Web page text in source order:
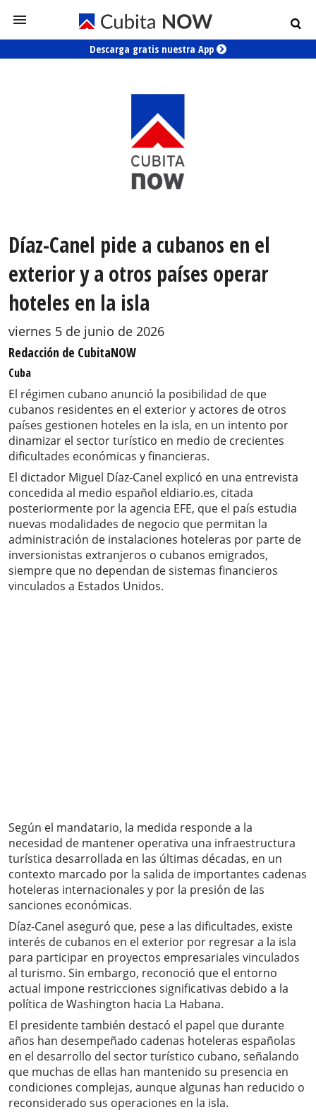
Descarga gratis nuestra App
Díaz-Canel pide a cubanos en el
exterior y a otros países operar
hoteles en la isla
viernes 5 de junio de 2026
Redacción de CubitaNOW
Cuba
El régimen cubano anunció la posibilidad de que
cubanos residentes en el exterior y actores de otros
países gestionen hoteles en la isla, en un intento por
dinamizar el sector turístico en medio de crecientes
dificultades económicas y financieras.
El dictador Miguel Díaz-Canel explicó en una entrevista
concedida al medio español eldiario.es, citada
posteriormente por la agencia EFE, que el país estudia
nuevas modalidades de negocio que permitan la
administración de instalaciones hoteleras por parte de
inversionistas extranjeros o cubanos emigrados,
siempre que no dependan de sistemas financieros
vinculados a Estados Unidos.
Según el mandatario, la medida responde a la
necesidad de mantener operativa una infraestructura
turística desarrollada en las últimas décadas, en un
contexto marcado por la salida de importantes cadenas
hoteleras internacionales y por la presión de las
sanciones económicas.
Díaz-Canel aseguró que, pese a las dificultades, existe
interés de cubanos en el exterior por regresar a la isla
para participar en proyectos empresariales vinculados
al turismo. Sin embargo, reconoció que el entorno
actual impone restricciones significativas debido a la
política de Washington hacia La Habana.
El presidente también destacó el papel que durante
años han desempeñado cadenas hoteleras españolas
en el desarrollo del sector turístico cubano, señalando
que muchas de ellas han mantenido su presencia en
condiciones complejas, aunque algunas han reducido o
reconsiderado sus operaciones en la isla.